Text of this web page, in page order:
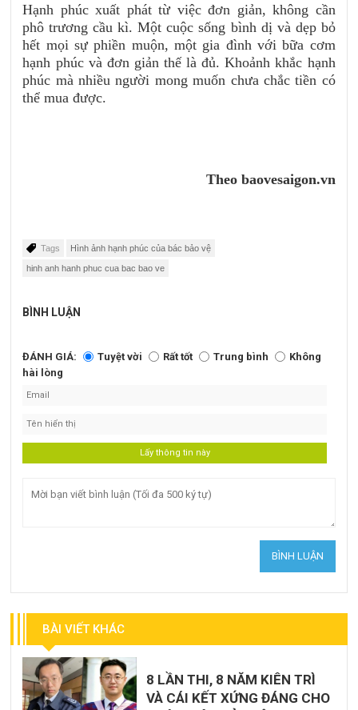
Hạnh phúc xuất phát từ việc đơn giản, không cần
phô trương cầu kì. Một cuộc sống bình dị và dẹp bỏ
hết mọi sự phiền muộn, một gia đình với bữa cơm
hạnh phúc và đơn giản thế là đủ. Khoảnh khắc hạnh
phúc mà nhiều người mong muốn chưa chắc tiền có
thể mua được.
Theo baovesaigon.vn
Tags Hình ảnh hạnh phúc của bác bảo vệ
hinh anh hanh phuc cua bac bao ve
BÌNH LUẬN
ĐÁNH GIÁ: Tuyệt vời Rất tốt Trung bình
Không
hài lòng
BÀI VIẾT KHÁC
8 LẦN THI, 8 NĂM KIÊN TRÌ
VÀ CÁI KẾT XỨNG ĐÁNG CHO